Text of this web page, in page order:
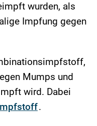
wurden, als
Impfung gegen
Mumps und
wird. Dabei
.